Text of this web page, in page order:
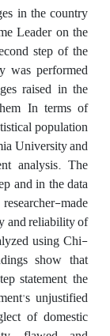
in the country
Leader on the
step of the
was performed
raised in the
In terms of
population
University and
analysis. The
and in the data
made
and reliability of
using Chi-
show that
statement, the
unjustified
of domestic